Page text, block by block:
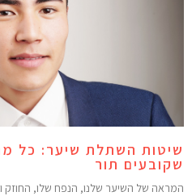
השתלת שיער: כל מה
תור
של השיער שלנו, הנפח שלו, החוזק